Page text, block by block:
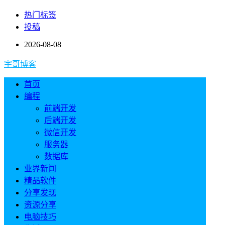
热门标签
投稿
2026-08-08
宇哥博客
首页
编程
前端开发
后端开发
微信开发
服务器
数据库
业界新闻
精品软件
分享发现
资源分享
电脑技巧